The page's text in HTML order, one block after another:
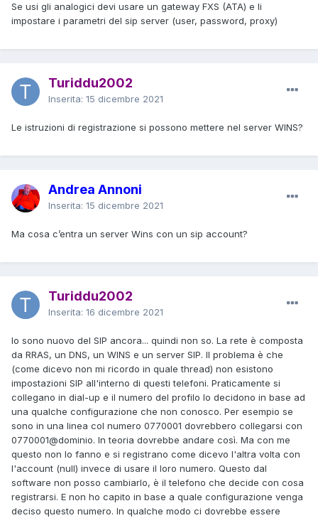
Se usi gli analogici devi usare un gateway FXS (ATA) e li
impostare i parametri del sip server (user, password, proxy)
Turiddu2002
Inserita: 15 dicembre 2021
Le istruzioni di registrazione si possono mettere nel server WINS?
Andrea Annoni
Inserita: 15 dicembre 2021
Ma cosa c’entra un server Wins con un sip account?
Turiddu2002
Inserita: 16 dicembre 2021
Io sono nuovo del SIP ancora... quindi non so. La rete è composta
da RRAS, un DNS, un WINS e un server SIP. Il problema è che
(come dicevo non mi ricordo in quale thread) non esistono
impostazioni SIP all'interno di questi telefoni. Praticamente si
collegano in dial-up e il numero del profilo lo decidono in base ad
una qualche configurazione che non conosco. Per esempio se
sono in una linea col numero 0770001 dovrebbero collegarsi con
0770001@dominio. In teoria dovrebbe andare così. Ma con me
questo non lo fanno e si registrano come dicevo l'altra volta con
l'account (null) invece di usare il loro numero. Questo dal
software non posso cambiarlo, è il telefono che decide con cosa
registrarsi. E non ho capito in base a quale configurazione venga
deciso questo numero. In qualche modo ci dovrebbe essere